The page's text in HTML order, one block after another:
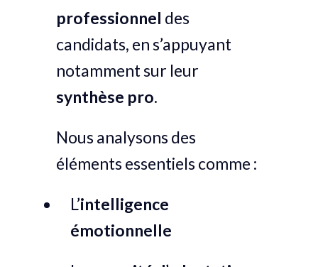
professionnel des
candidats, en s’appuyant
notamment sur leur
synthèse pro.
Nous analysons des
éléments essentiels comme :
L’intelligence
émotionnelle